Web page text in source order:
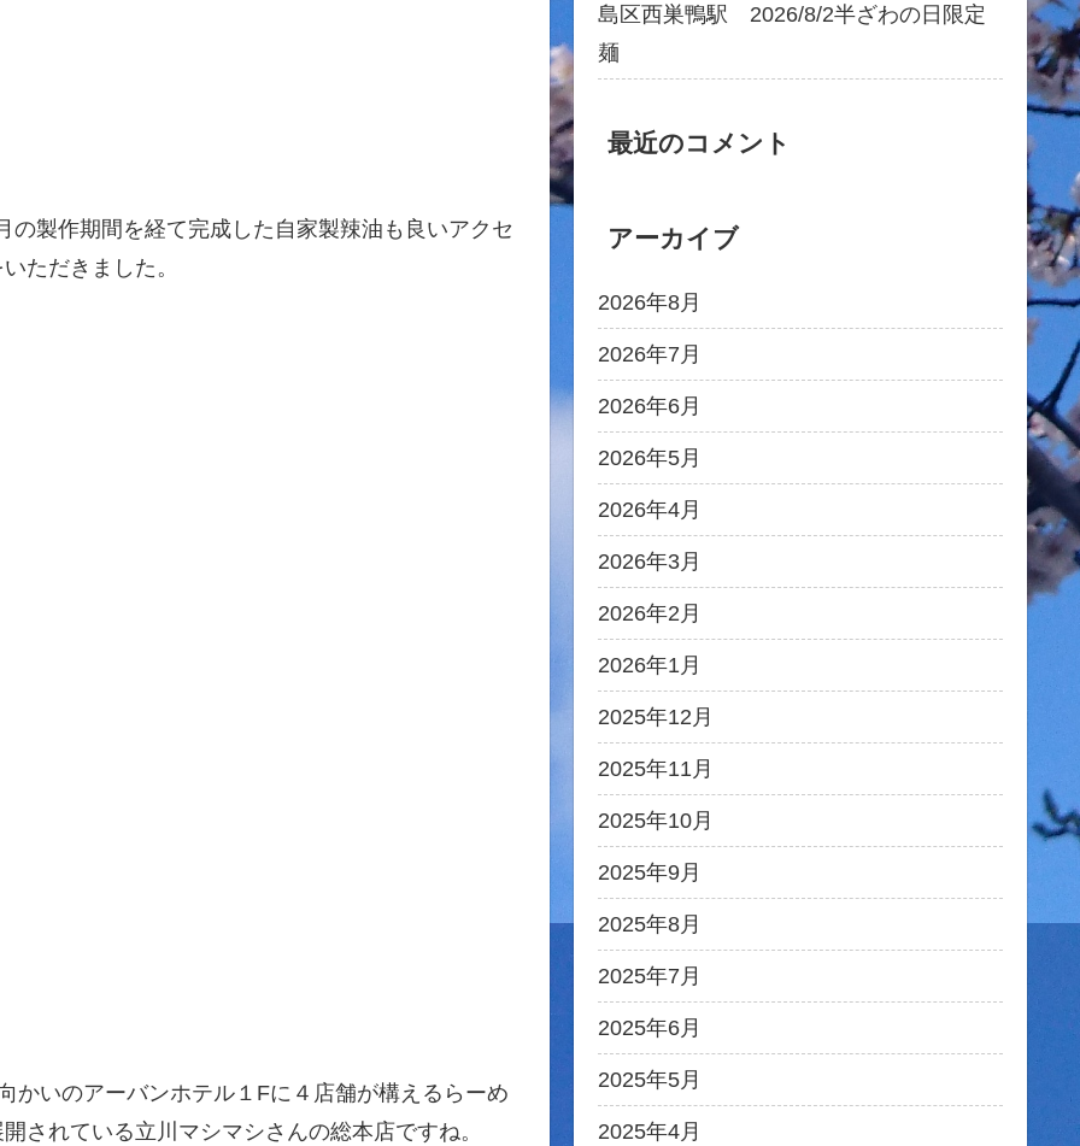
製作期間を経て完成した自家製辣油も良いアクセ
ただきました。
かいのアーバンホテル１Fに４店舗が構えるらーめ
されている立川マシマシさんの総本店ですね。
島区西巣鴨駅 2026/8/2半ざわの日限定
麺
最近のコメント
アーカイブ
2026年8月
2026年7月
2026年6月
2026年5月
2026年4月
2026年3月
2026年2月
2026年1月
2025年12月
2025年11月
2025年10月
2025年9月
2025年8月
2025年7月
2025年6月
2025年5月
2025年4月